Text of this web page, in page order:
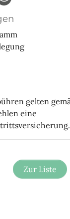
gelten
eine
Zur Liste